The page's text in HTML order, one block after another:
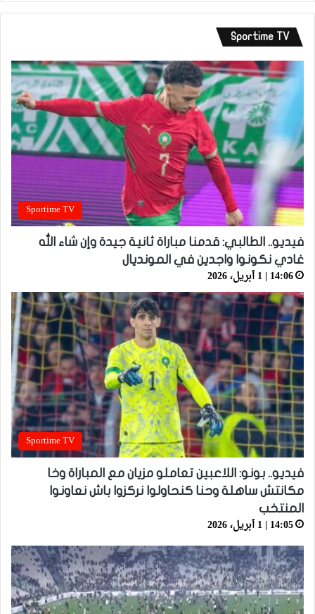
Sportime TV
Sportime TV
فيديو.. الطالبي: قدمنا مباراة ثانية جيدة وإن شاء الله
غادي نكونوا واجدين في المونديال
14:06 | 1 أبريل، 2026
Sportime TV
فيديو.. بونو: اللاعبين تعاملو مزيان مع المباراة وخا
مكانتش ساهلة وحنا كنحاولوا نركزوا باش نعاونوا
المنتخب
14:05 | 1 أبريل، 2026